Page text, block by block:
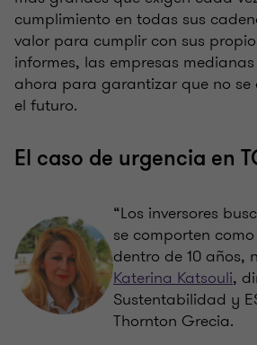
cumplimiento en todas sus
valor para cumplir con sus
informes, las empresas
ahora para garantizar que no se
el futuro.
El caso de urgencia en
“Los inversores
se comporten
dentro de 10 años,
Katerina Katsouli,
Sustentabilidad y
Thornton Grecia.